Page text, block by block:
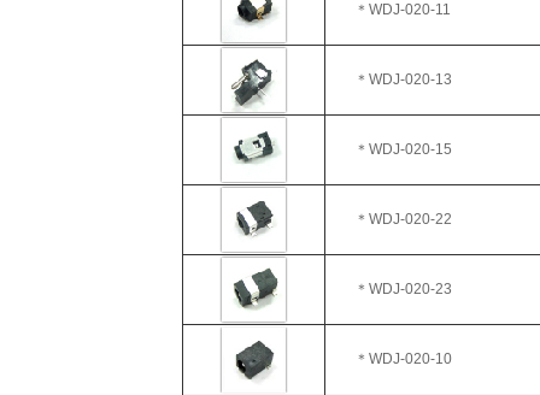
＊WDJ-020-11
＊WDJ-020-13
＊WDJ-020-15
＊WDJ-020-22
＊WDJ-020-23
＊WDJ-020-10